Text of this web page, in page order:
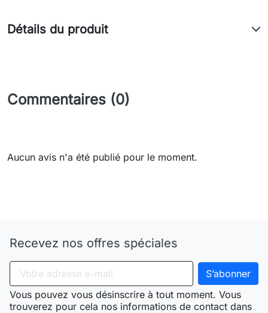
Détails du produit
Commentaires (0)
Aucun avis n'a été publié pour le moment.
Recevez nos offres spéciales
Vous pouvez vous désinscrire à tout moment. Vous
trouverez pour cela nos informations de contact dans